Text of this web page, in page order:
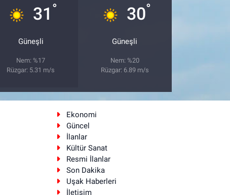
31 °
Güneşli
Nem: %17
Rüzgar: 5.31 m/s
30°
Güneşli
Nem: %20
Rüzgar: 6.89 m/s
Ekonomi
Güncel
İlanlar
Kültür Sanat
Resmi İlanlar
Son Dakika
Uşak Haberleri
İletişim